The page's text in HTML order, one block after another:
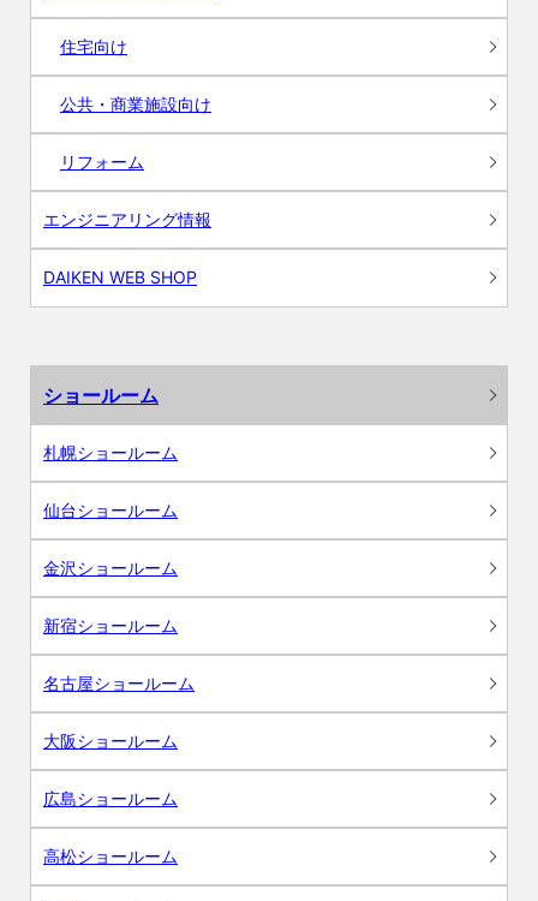
住宅向け
公共・商業施設向け
リフォーム
エンジニアリング情報
DAIKEN WEB SHOP
ショールーム
札幌ショールーム
仙台ショールーム
金沢ショールーム
新宿ショールーム
名古屋ショールーム
大阪ショールーム
広島ショールーム
高松ショールーム